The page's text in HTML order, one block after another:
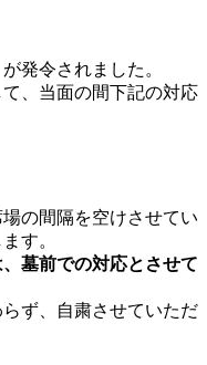
が発令されました。
、当面の間下記の対応
の間隔を空けさせてい
す。
墓前での対応とさせて
ず、自粛させていただ